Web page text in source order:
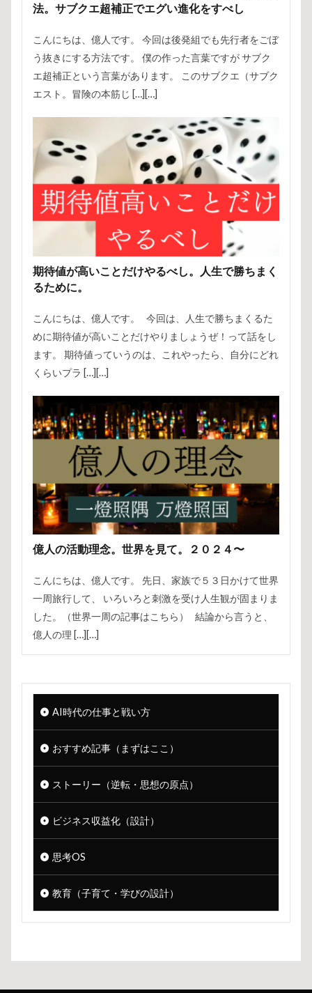
法。サブクエ超補正でエグい進化をすべし
こんにちは、億人です。 今回は後発組でも先行者をごぼ
う抜きにする方法です。 僕の作った言葉ですが サブク
エ超補正という言葉があります。 このサブクエ（サブク
エスト。冒険の本筋じ […][…]
期待値が高いことだけやるべし。人生で勝ちまく
るために。
こんにちは、億人です。 今回は、人生で勝ちまくるた
めに期待値が高いことだけやりましょうぜ！って話をし
ます。 期待値っていうのは、これやったら、自分にどれ
くらいプラ […][…]
億人の活動理念。世界を見て。２０２４〜
こんにちは、億人です。 先日、家族で５３日かけて世界
一周旅行して、 いろいろと刺激を受け人生観が固まりま
した。（世界一周の記事はこちら） 結論から言うと、
億人の理 […][…]
AI時代の仕事と戦い方
おすすめ記事（まずはここ）
ストーリー（逆転・思想の原点）
ビジネス収益化（設計）
思考OS
教育（子育て・学びの設計）